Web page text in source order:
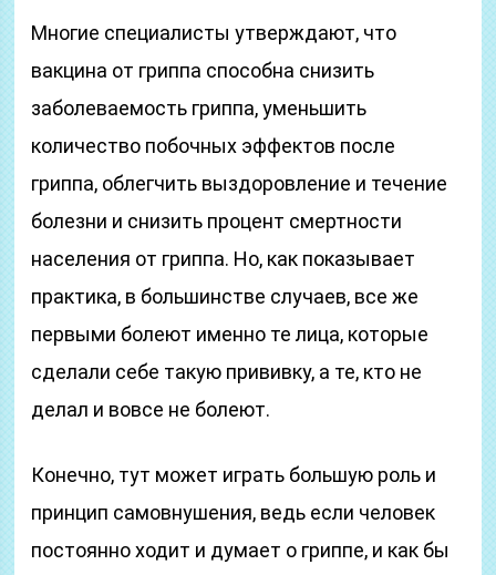
Многие специалисты утверждают, что
вакцина от гриппа способна снизить
заболеваемость гриппа, уменьшить
количество побочных эффектов после
гриппа, облегчить выздоровление и течение
болезни и снизить процент смертности
населения от гриппа. Но, как показывает
практика, в большинстве случаев, все же
первыми болеют именно те лица, которые
сделали себе такую прививку, а те, кто не
делал и вовсе не болеют.
Конечно, тут может играть большую роль и
принцип самовнушения, ведь если человек
постоянно ходит и думает о гриппе, и как бы